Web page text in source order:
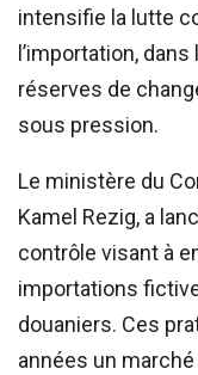
intensifie la lutte
l’importation,
réserves de
sous pression.
Le ministère du
Kamel Rezig, a
contrôle visant à
importations
douaniers. Ces
années un